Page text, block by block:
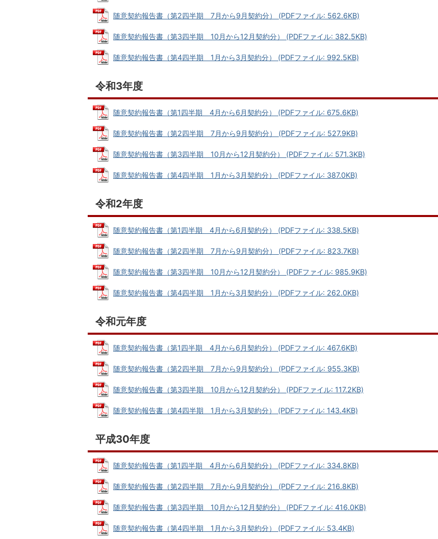
随意契約報告書（第2四半期 7月から9月契約分） (PDFファイル: 562.6KB)
随意契約報告書（第3四半期 10月から12月契約分） (PDFファイル: 382.5KB)
随意契約報告書（第4四半期 1月から3月契約分） (PDFファイル: 992.5KB)
令和3年度
随意契約報告書（第1四半期 4月から6月契約分） (PDFファイル: 675.6KB)
随意契約報告書（第2四半期 7月から9月契約分） (PDFファイル: 527.9KB)
随意契約報告書（第3四半期 10月から12月契約分） (PDFファイル: 571.3KB)
随意契約報告書（第4四半期 1月から3月契約分） (PDFファイル: 387.0KB)
令和2年度
随意契約報告書（第1四半期 4月から6月契約分） (PDFファイル: 338.5KB)
随意契約報告書（第2四半期 7月から9月契約分） (PDFファイル: 823.7KB)
随意契約報告書（第3四半期 10月から12月契約分） (PDFファイル: 985.9KB)
随意契約報告書（第4四半期 1月から3月契約分） (PDFファイル: 262.0KB)
令和元年度
随意契約報告書（第1四半期 4月から6月契約分） (PDFファイル: 467.6KB)
随意契約報告書（第2四半期 7月から9月契約分） (PDFファイル: 955.3KB)
随意契約報告書（第3四半期 10月から12月契約分） (PDFファイル: 117.2KB)
随意契約報告書（第4四半期 1月から3月契約分） (PDFファイル: 143.4KB)
平成30年度
随意契約報告書（第1四半期 4月から6月契約分） (PDFファイル: 334.8KB)
随意契約報告書（第2四半期 7月から9月契約分） (PDFファイル: 216.8KB)
随意契約報告書（第3四半期 10月から12月契約分） (PDFファイル: 416.0KB)
随意契約報告書（第4四半期 1月から3月契約分） (PDFファイル: 53.4KB)